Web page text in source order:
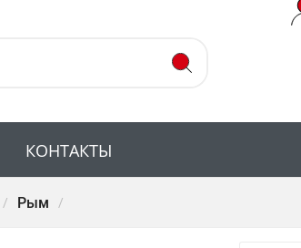
КОНТАКТЫ
Рым